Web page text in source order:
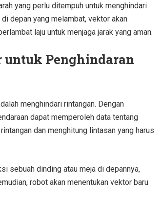
yang perlu ditempuh untuk menghindari
depan yang melambat, vektor akan
laju untuk menjaga jarak yang aman.
untuk Penghindaran
menghindari rintangan. Dengan
dapat memperoleh data tentang
dan menghitung lintasan yang harus
sebuah dinding atau meja di depannya,
robot akan menentukan vektor baru